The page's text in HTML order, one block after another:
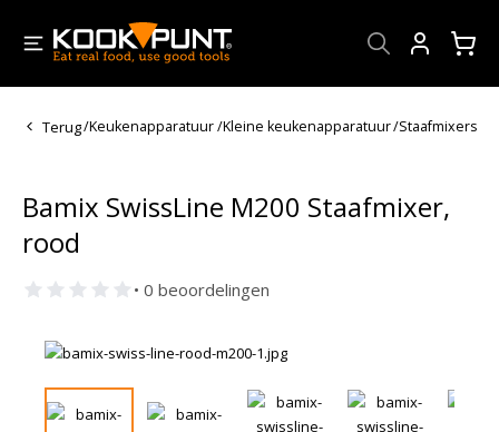
Terug/Keukenapparatuur/Kleine keukenapparatuur/Staafmixers
Bamix SwissLine M200 Staafmixer,
rood
• 0 beoordelingen